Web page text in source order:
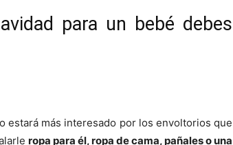
para un bebé debes
estará más interesado por los envoltorios que
ropa para él, ropa de cama, pañales o una